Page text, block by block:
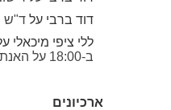
דוד ברבי על ד"ש
ללי ציפי מיכאלי
ב-18:00 על האנתולוגיה
ארכיונים